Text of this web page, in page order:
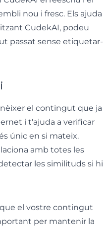
nou i fresc. Els ajuda
CudekAI, podeu
passat sense etiquetar-
el contingut que ja
i t'ajuda a verificar
únic en si mateix.
amb totes les
les similituds si hi
que el vostre contingut
per mantenir la